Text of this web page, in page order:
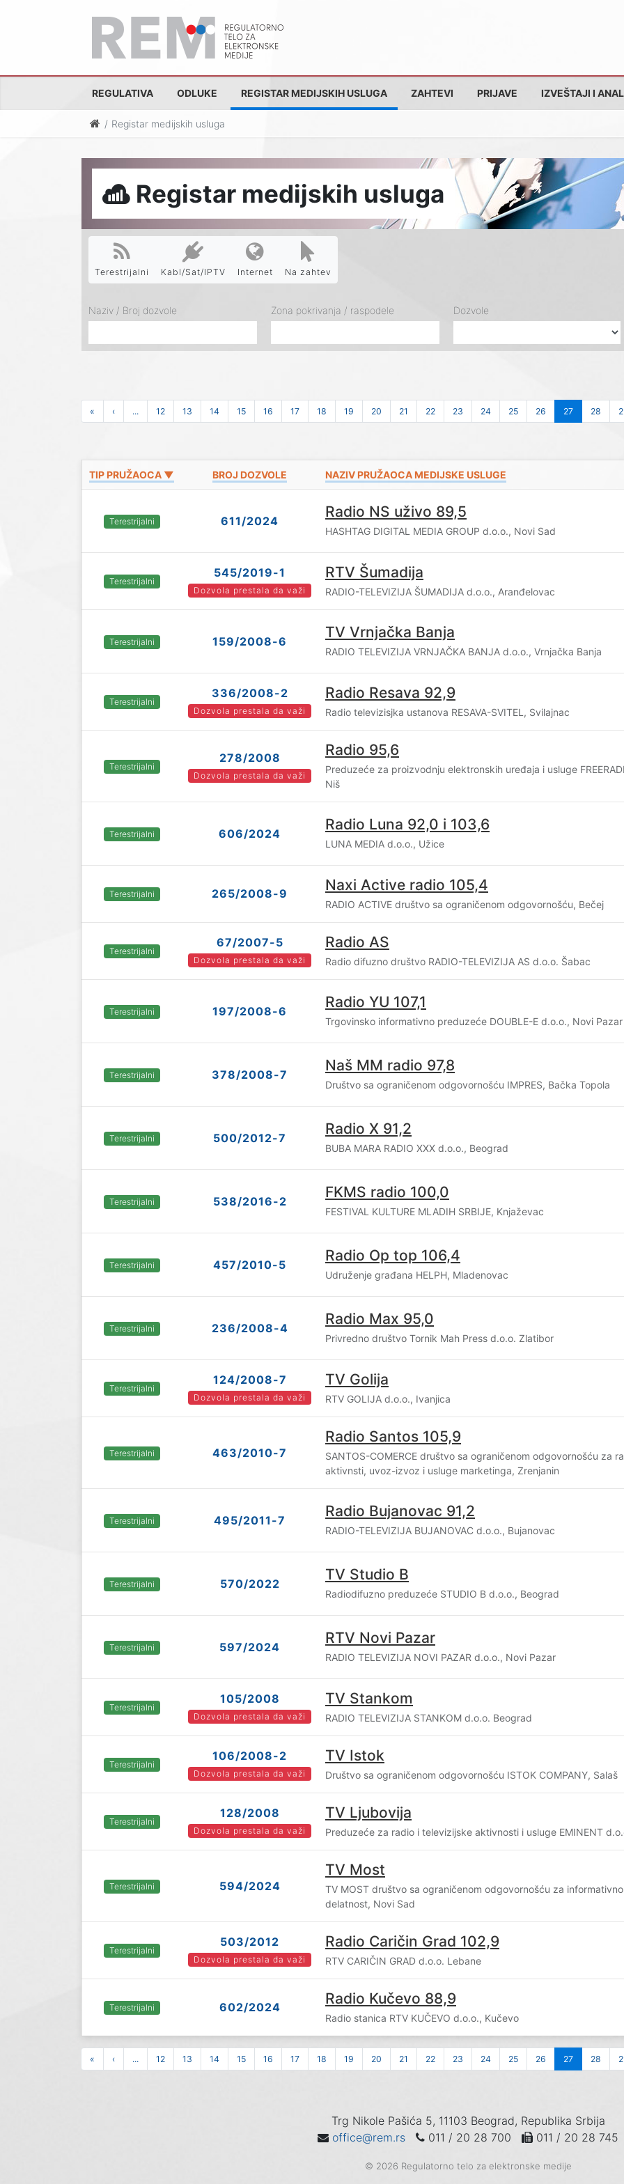
REGULATIVA ODLUKE REGISTAR MEDIJSKIH USLUGA ZAHTEVI PRIJAVE IZVEŠTAJI I
Registar medijskih usluga
Registar medijskih usluga
Terestrijalni Kabl/Sat/IPTV Internet Na zahtev
Naziv / Broj dozvole Zona pokrivanja / raspodele Dozvole
« ‹ ... 12 13 14 15 16 17 18 19 20 21 22 23 24 25 26 27 28
TIP PRUŽAOCA ▼ BROJ DOZVOLE NAZIV PRUŽAOCA MEDIJSKE USLUGE
Terestrijalni 611/2024
Radio NS uživo 89,5
HASHTAG DIGITAL MEDIA GROUP d.o.o., Novi Sad
Terestrijalni
545/2019-1
Dozvola prestala da važi
RTV Šumadija
RADIO-TELEVIZIJA ŠUMADIJA d.o.o., Aranđelovac
Terestrijalni 159/2008-6
TV Vrnjačka Banja
RADIO TELEVIZIJA VRNJAČKA BANJA d.o.o., Vrnjačka Banja
Terestrijalni
336/2008-2
Dozvola prestala da važi
Radio Resava 92,9
Radio televizisjka ustanova RESAVA-SVITEL, Svilajnac
Terestrijalni
278/2008
Dozvola prestala da važi
Radio 95,6
Preduzeće za proizvodnju elektronskih uređaja i usluge
Niš
Terestrijalni 606/2024
Radio Luna 92,0 i 103,6
LUNA MEDIA d.o.o., Užice
Terestrijalni 265/2008-9 Naxi Active radio 105,4
RADIO ACTIVE društvo sa ograničenom odgovornošću, Bečej
Terestrijalni
67/2007-5
Dozvola prestala da važi
Radio AS
Radio difuzno društvo RADIO-TELEVIZIJA AS d.o.o. Šabac
Terestrijalni 197/2008-6
Radio YU 107,1
Trgovinsko informativno preduzeće DOUBLE-E d.o.o., Novi Pazar
Terestrijalni 378/2008-7
Naš MM radio 97,8
Društvo sa ograničenom odgovornošću IMPRES, Bačka Topola
Terestrijalni 500/2012-7
Radio X 91,2
BUBA MARA RADIO XXX d.o.o., Beograd
Terestrijalni 538/2016-2
FKMS radio 100,0
FESTIVAL KULTURE MLADIH SRBIJE, Knjaževac
Terestrijalni 457/2010-5
Radio Op top 106,4
Udruženje građana HELPH, Mladenovac
Terestrijalni 236/2008-4
Radio Max 95,0
Privredno društvo Tornik Mah Press d.o.o. Zlatibor
Terestrijalni
124/2008-7
Dozvola prestala da važi
TV Golija
RTV GOLIJA d.o.o., Ivanjica
Terestrijalni 463/2010-7
Radio Santos 105,9
SANTOS-COMERCE društvo sa ograničenom odgovornošću za
aktivnsti, uvoz-izvoz i usluge marketinga, Zrenjanin
Terestrijalni 495/2011-7
Radio Bujanovac 91,2
RADIO-TELEVIZIJA BUJANOVAC d.o.o., Bujanovac
Terestrijalni 570/2022
TV Studio B
Radiodifuzno preduzeće STUDIO B d.o.o., Beograd
Terestrijalni 597/2024
RTV Novi Pazar
RADIO TELEVIZIJA NOVI PAZAR d.o.o., Novi Pazar
Terestrijalni
105/2008
Dozvola prestala da važi
TV Stankom
RADIO TELEVIZIJA STANKOM d.o.o. Beograd
Terestrijalni
106/2008-2
Dozvola prestala da važi
TV Istok
Društvo sa ograničenom odgovornošću ISTOK COMPANY, Salaš
Terestrijalni
128/2008
Dozvola prestala da važi
TV Ljubovija
Preduzeće za radio i televizijske aktivnosti i usluge EMINENT
Terestrijalni 594/2024
TV Most
TV MOST društvo sa ograničenom odgovornošću za
delatnost, Novi Sad
Terestrijalni
503/2012
Dozvola prestala da važi
Radio Caričin Grad 102,9
RTV CARIČIN GRAD d.o.o. Lebane
Terestrijalni 602/2024 Radio Kučevo 88,9
Radio stanica RTV KUČEVO d.o.o., Kučevo
« ‹ ... 12 13 14 15 16 17 18 19 20 21 22 23 24 25 26 27 28
Trg Nikole Pašića 5, 11103 Beograd, Republika Srbija
office@rem.rs
011 / 20 28 700 011 / 20 28 745
© 2026 Regulatorno telo za elektronske medije